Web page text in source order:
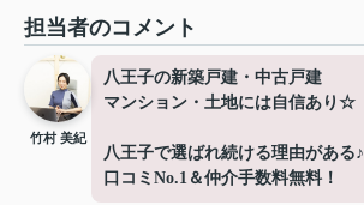
担当者のコメント
竹村 美紀
八王子の新築戸建・中古戸建
マンション・土地には自信あり☆
八王子で選ばれ続ける理由がある♪
口コミNo.1＆仲介手数料無料！